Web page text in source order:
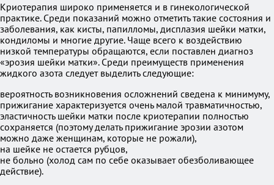
Криотерапия широко применяется и в гинекологической
практике. Среди показаний можно отметить такие состояния и
заболевания, как кисты, папилломы, дисплазия шейки матки,
кондиломы и многие другие. Чаще всего к воздействию
низкой температуры обращаются, если поставлен диагноз
«эрозия шейки матки». Среди преимуществ применения
жидкого азота следует выделить следующие:
вероятность возникновения осложнений сведена к минимуму,
прижигание характеризуется очень малой травматичностью,
эластичность шейки матки после криотерапии полностью
сохраняется (поэтому делать прижигание эрозии азотом
можно даже женщинам, которые не рожали),
на шейке не остается рубцов,
не больно (холод сам по себе оказывает обезболивающее
действие).